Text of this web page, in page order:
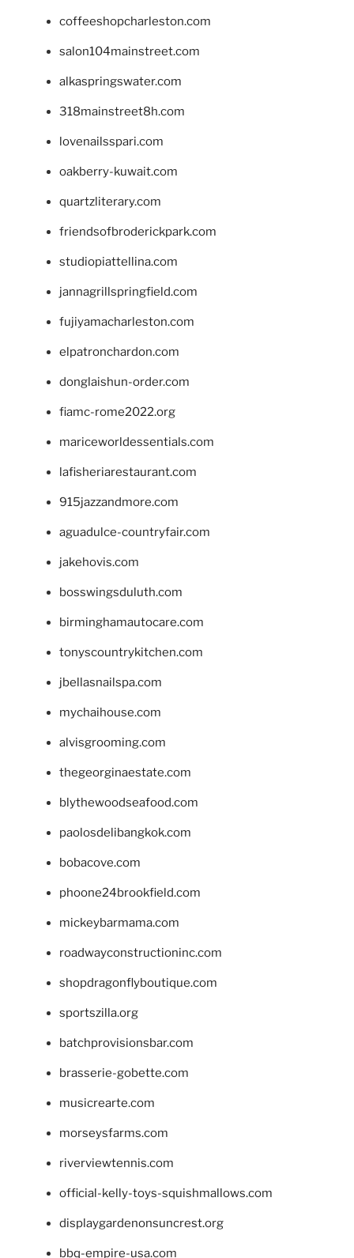
coffeeshopcharleston.com
salon104mainstreet.com
alkaspringswater.com
318mainstreet8h.com
lovenailsspari.com
oakberry-kuwait.com
quartzliterary.com
friendsofbroderickpark.com
studiopiattellina.com
jannagrillspringfield.com
fujiyamacharleston.com
elpatronchardon.com
donglaishun-order.com
fiamc-rome2022.org
mariceworldessentials.com
lafisheriarestaurant.com
915jazzandmore.com
aguadulce-countryfair.com
jakehovis.com
bosswingsduluth.com
birminghamautocare.com
tonyscountrykitchen.com
jbellasnailspa.com
mychaihouse.com
alvisgrooming.com
thegeorginaestate.com
blythewoodseafood.com
paolosdelibangkok.com
bobacove.com
phoone24brookfield.com
mickeybarmama.com
roadwayconstructioninc.com
shopdragonflyboutique.com
sportszilla.org
batchprovisionsbar.com
brasserie-gobette.com
musicrearte.com
morseysfarms.com
riverviewtennis.com
official-kelly-toys-squishmallows.com
displaygardenonsuncrest.org
bbq-empire-usa.com